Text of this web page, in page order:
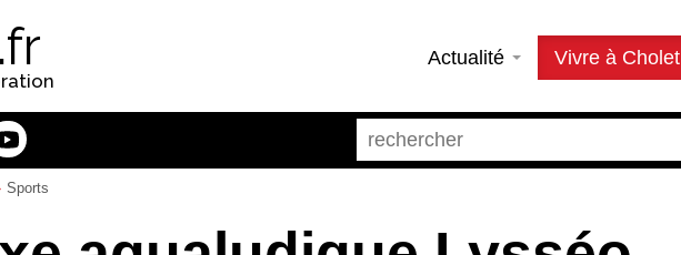
Actualité Vivre à Cholet
Sports